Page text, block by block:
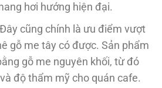
hơi hướng hiện đại.
cũng chính là ưu điểm vượt
gỗ me tây có được. Sản phẩm
gỗ me nguyên khối, từ đó
độ thẩm mỹ cho quán cafe.